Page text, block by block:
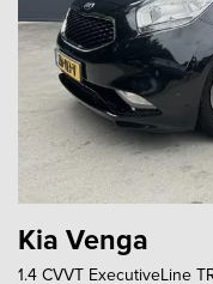
Kia Venga
1.4 CVVT ExecutiveLine